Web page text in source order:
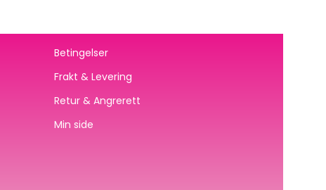
Betingelser
Frakt & Levering
Retur & Angrerett
Min side